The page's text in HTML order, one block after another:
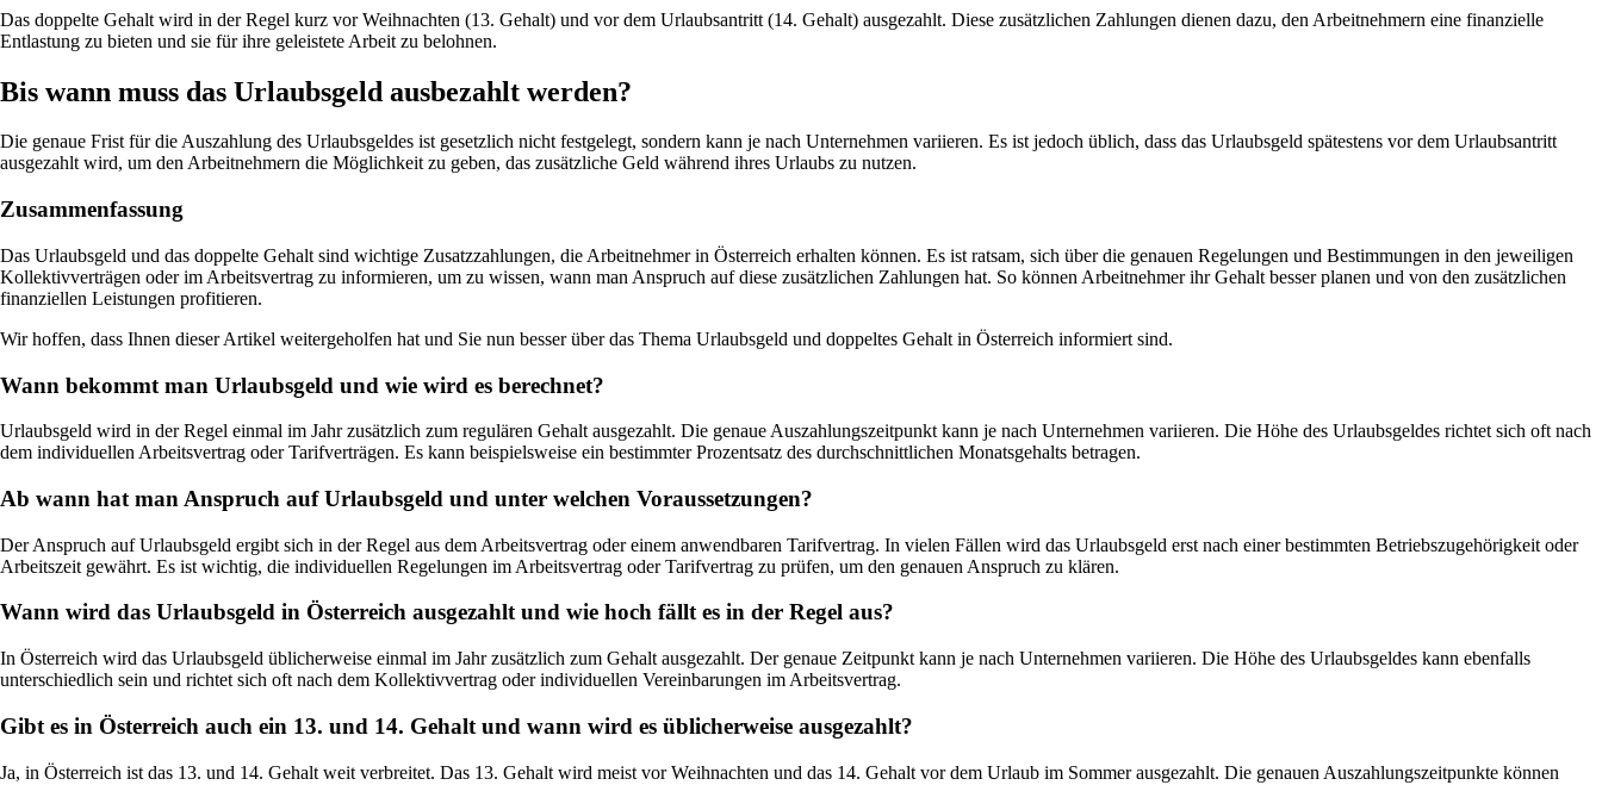
Das doppelte Gehalt wird in der Regel kurz vor Weihnachten (13. Gehalt) und vor dem Urlaubsantritt (14. Gehalt) ausgezahlt. Diese zusätzlichen Zahlungen dienen dazu, den Arbeitnehmern eine finanzielle
Entlastung zu bieten und sie für ihre geleistete Arbeit zu belohnen.
Bis wann muss das Urlaubsgeld ausbezahlt werden?
Die genaue Frist für die Auszahlung des Urlaubsgeldes ist gesetzlich nicht festgelegt, sondern kann je nach Unternehmen variieren. Es ist jedoch üblich, dass das Urlaubsgeld spätestens vor dem Urlaubsantritt
ausgezahlt wird, um den Arbeitnehmern die Möglichkeit zu geben, das zusätzliche Geld während ihres Urlaubs zu nutzen.
Zusammenfassung
Das Urlaubsgeld und das doppelte Gehalt sind wichtige Zusatzzahlungen, die Arbeitnehmer in Österreich erhalten können. Es ist ratsam, sich über die genauen Regelungen und Bestimmungen in den jeweiligen
Kollektivverträgen oder im Arbeitsvertrag zu informieren, um zu wissen, wann man Anspruch auf diese zusätzlichen Zahlungen hat. So können Arbeitnehmer ihr Gehalt besser planen und von den zusätzlichen
finanziellen Leistungen profitieren.
Wir hoffen, dass Ihnen dieser Artikel weitergeholfen hat und Sie nun besser über das Thema Urlaubsgeld und doppeltes Gehalt in Österreich informiert sind.
Wann bekommt man Urlaubsgeld und wie wird es berechnet?
Urlaubsgeld wird in der Regel einmal im Jahr zusätzlich zum regulären Gehalt ausgezahlt. Die genaue Auszahlungszeitpunkt kann je nach Unternehmen variieren. Die Höhe des Urlaubsgeldes richtet sich oft nach
dem individuellen Arbeitsvertrag oder Tarifverträgen. Es kann beispielsweise ein bestimmter Prozentsatz des durchschnittlichen Monatsgehalts betragen.
Ab wann hat man Anspruch auf Urlaubsgeld und unter welchen Voraussetzungen?
Der Anspruch auf Urlaubsgeld ergibt sich in der Regel aus dem Arbeitsvertrag oder einem anwendbaren Tarifvertrag. In vielen Fällen wird das Urlaubsgeld erst nach einer bestimmten Betriebszugehörigkeit oder
Arbeitszeit gewährt. Es ist wichtig, die individuellen Regelungen im Arbeitsvertrag oder Tarifvertrag zu prüfen, um den genauen Anspruch zu klären.
Wann wird das Urlaubsgeld in Österreich ausgezahlt und wie hoch fällt es in der Regel aus?
In Österreich wird das Urlaubsgeld üblicherweise einmal im Jahr zusätzlich zum Gehalt ausgezahlt. Der genaue Zeitpunkt kann je nach Unternehmen variieren. Die Höhe des Urlaubsgeldes kann ebenfalls
unterschiedlich sein und richtet sich oft nach dem Kollektivvertrag oder individuellen Vereinbarungen im Arbeitsvertrag.
Gibt es in Österreich auch ein 13. und 14. Gehalt und wann wird es üblicherweise ausgezahlt?
Ja, in Österreich ist das 13. und 14. Gehalt weit verbreitet. Das 13. Gehalt wird meist vor Weihnachten und das 14. Gehalt vor dem Urlaub im Sommer ausgezahlt. Die genauen Auszahlungszeitpunkte können